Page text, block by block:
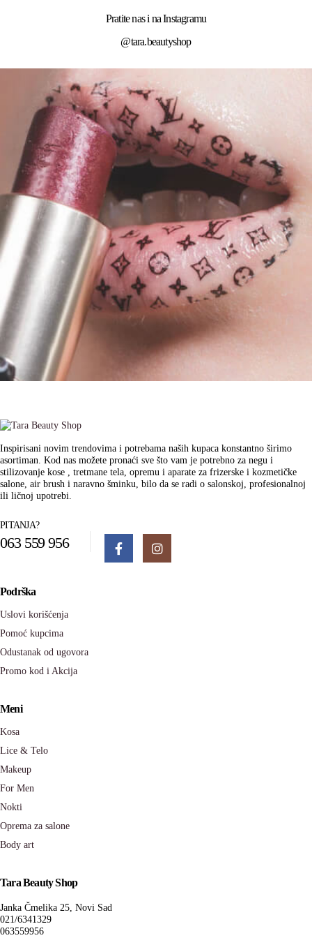
Pratite nas i na Instagramu
@tara.beautyshop
Inspirisani novim trendovima i potrebama naših kupaca konstantno širimo
asortiman. Kod nas možete pronaći sve što vam je potrebno za negu i
stilizovanje kose , tretmane tela, opremu i aparate za frizerske i kozmetičke
salone, air brush i naravno šminku, bilo da se radi o salonskoj, profesionalnoj
ili ličnoj upotrebi.
PITANJA?
063 559 956
Podrška
Uslovi korišćenja
Pomoć kupcima
Odustanak od ugovora
Promo kod i Akcija
Meni
Kosa
Lice & Telo
Makeup
For Men
Nokti
Oprema za salone
Body art
Tara Beauty Shop
Janka Čmelika 25, Novi Sad
021/6341329
063559956